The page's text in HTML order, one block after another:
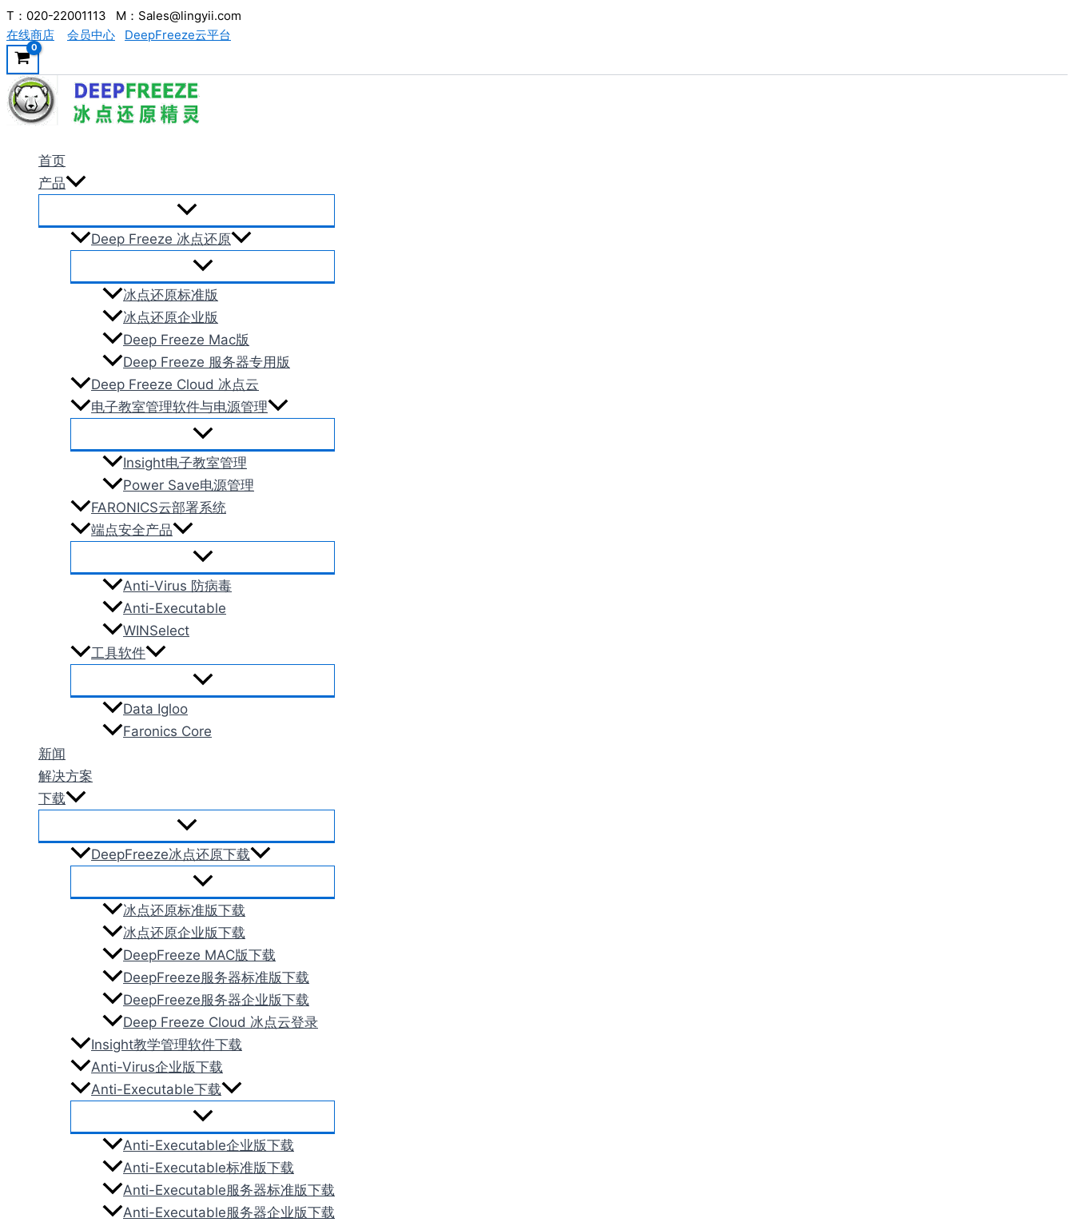
跳
至
内
容
T：020-22001113 M：Sales@lingyii.com
在线商店
会员中心 DeepFreeze云平台
首页
产品
Deep Freeze 冰点还原
冰点还原标准版
冰点还原企业版
Deep Freeze Mac版
Deep Freeze 服务器专用版
Deep Freeze Cloud 冰点云
电子教室管理软件与电源管理
Insight电子教室管理
Power Save电源管理
FARONICS云部署系统
端点安全产品
Anti-Virus 防病毒
Anti-Executable
WINSelect
工具软件
Data Igloo
Faronics Core
新闻
解决方案
下载
DeepFreeze冰点还原下载
冰点还原标准版下载
冰点还原企业版下载
DeepFreeze MAC版下载
DeepFreeze服务器标准版下载
DeepFreeze服务器企业版下载
Deep Freeze Cloud 冰点云登录
Insight教学管理软件下载
Anti-Virus企业版下载
Anti-Executable下载
Anti-Executable企业版下载
Anti-Executable标准版下载
Anti-Executable服务器标准版下载
Anti-Executable服务器企业版下载